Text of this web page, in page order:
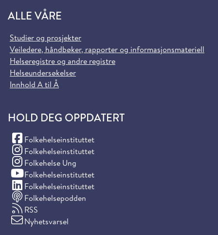
ALLE VÅRE
Studier og prosjekter
Veiledere, håndbøker, rapporter og informasjonsmateriell
Helseregistre og andre registre
Helseundersøkelser
Innhold A til Å
HOLD DEG OPPDATERT
Folkehelseinstituttet
(Facebook)
Folkehelseinstituttet
(Instagram)
Folkehelse Ung
(Instagram)
Folkehelseinstituttet
(YouTube)
Folkehelseinstituttet
(LinkedIn)
Folkehelsepodden
RSS
Nyhetsvarsel